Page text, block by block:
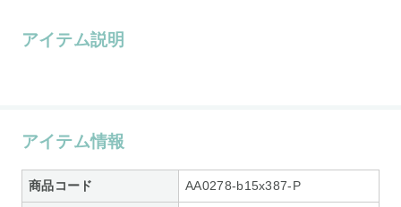
アイテム説明
アイテム情報
商品コード AA0278-b15x387-P